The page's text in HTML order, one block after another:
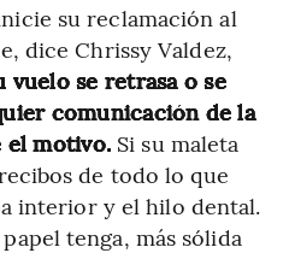
su reclamación al
dice Chrissy Valdez,
vuelo se retrasa o se
comunicación de la
el motivo. Si su maleta
de todo lo que
interior y el hilo dental.
tenga, más sólida